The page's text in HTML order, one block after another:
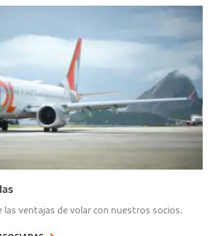
las ventajas de volar con nuestros socios.